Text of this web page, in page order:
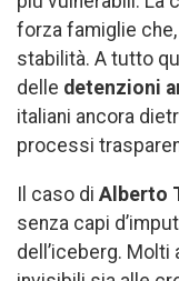
forza famiglie
stabilità. A tutto
delle detenzioni
italiani ancora
processi
Il caso di Alberto
senza capi
dell’iceberg. Molti